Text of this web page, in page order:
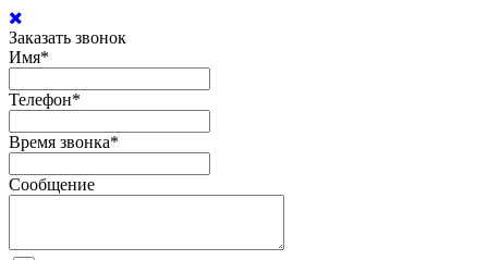
Заказать звонок
Имя*
Телефон*
Время звонка*
Сообщение